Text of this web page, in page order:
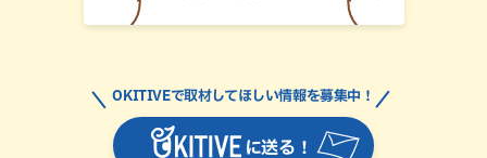
に送る！
OKITIVEで取材してほしい情報を募集中！